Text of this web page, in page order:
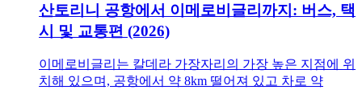
산토리니 공항에서 이메로비글리까지: 버스, 택
시 및 교통편 (2026)
이메로비글리는 칼데라 가장자리의 가장 높은 지점에 위
치해 있으며, 공항에서 약 8km 떨어져 있고 차로 약